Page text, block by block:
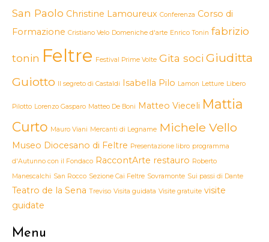
San Paolo Christine Lamoureux Conferenza Corso di
Formazione Cristiano Velo Domeniche d'arte Enrico Tonin fabrizio
tonin Feltre Festival Prime Volte Gita soci Giuditta
Guiotto Il segreto di Castaldi Isabella Pilo Lamon Letture Libero
Pilotto Lorenzo Gasparo Matteo De Boni Matteo Vieceli Mattia
Curto Mauro Viani Mercanti di Legname Michele Vello
Museo Diocesano di Feltre Presentazione libro programma
d'Autunno con il Fondaco RaccontArte restauro Roberto
Manescalchi San Rocco Sezione Cai Feltre Sovramonte Sui passi di Dante
Teatro de la Sena Treviso Visita guidata Visite gratuite visite
guidate
Menu